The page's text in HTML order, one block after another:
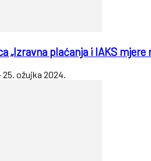
„Izravna plaćanja i IAKS
25. ožujka 2024.